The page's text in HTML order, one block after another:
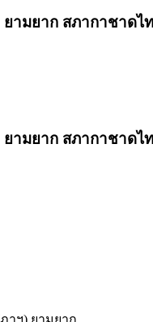
ามยาก สภากาชาด
ยามยาก สภากาชาด